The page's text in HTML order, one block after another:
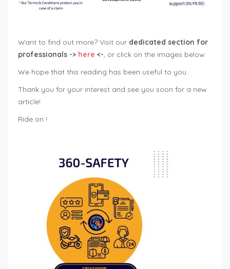
Want to find out more? Visit our dedicated section for
professionals -> here <-, or click on the images below
We hope that this reading has been useful to you.
Thank you for your interest and see you soon for a new
article!
Ride on !